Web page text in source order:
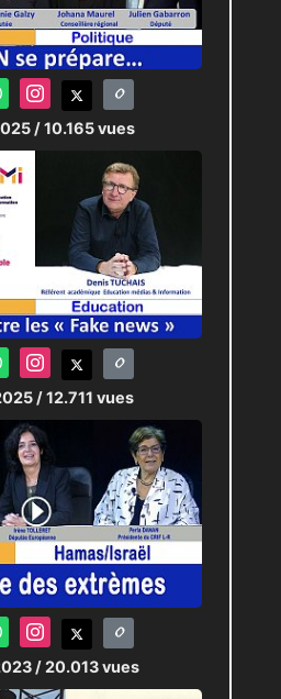
/ 10.165 vues
/ 12.711 vues
/ 20.013 vues